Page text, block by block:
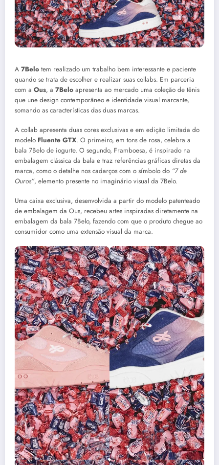
A 7Belo tem realizado um trabalho bem interessante e paciente
quando se trata de escolher e realizar suas collabs. Em parceria
com a Ous, a 7Belo apresenta ao mercado uma coleção de tênis
que une design contemporâneo e identidade visual marcante,
somando as características das duas marcas.
A collab apresenta duas cores exclusivas e em edição limitada do
modelo Fluente GTX. O primeiro, em tons de rosa, celebra a
bala 7Belo de iogurte. O segundo, Framboesa, é inspirado na
embalagem clássica da bala e traz referências gráficas diretas da
marca, como o detalhe nos cadarços com o símbolo do “7 de
Ouros”, elemento presente no imaginário visual da 7Belo.
Uma caixa exclusiva, desenvolvida a partir do modelo patenteado
de embalagem da Ous, recebeu artes inspiradas diretamente na
embalagem da bala 7Belo, fazendo com que o produto chegue ao
consumidor como uma extensão visual da marca.